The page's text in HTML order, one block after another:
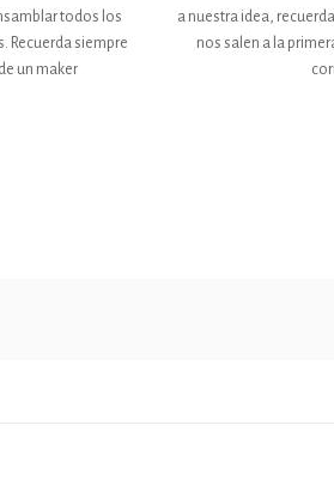
todos los
Recuerda siempre
un maker
a nuestra idea,
nos salen a la